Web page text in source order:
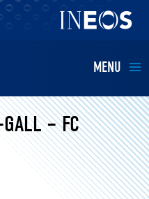
MENU
– FC